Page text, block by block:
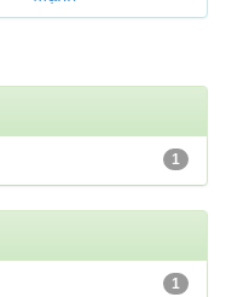
1
1